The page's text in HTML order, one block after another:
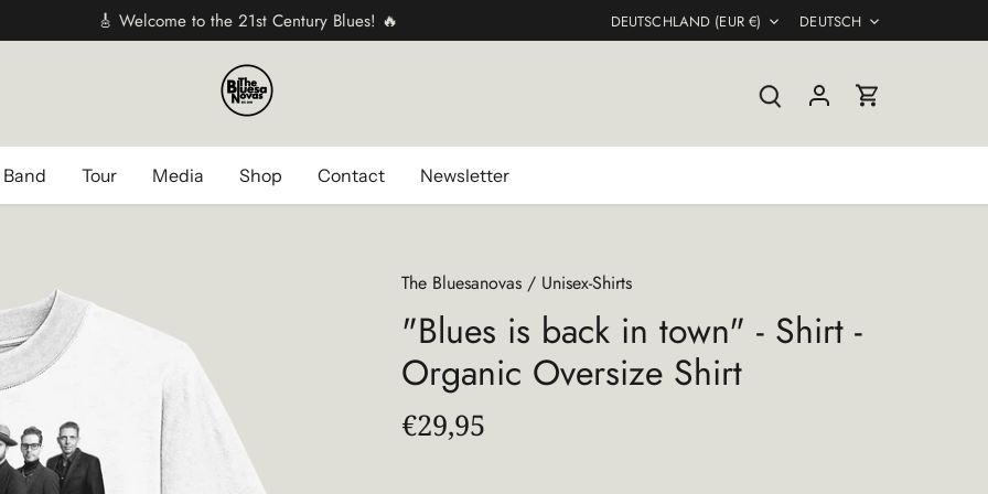
🎸 Welcome to the 21st Century Blues! 🔥 Währung
DEUTSCHLAND (EUR €) Sprache
DEUTSCH
Tour Media Shop Contact Newsletter
The Bluesanovas / Unisex-Shirts
"Blues is back in town" - Shirt -
Organic Oversize Shirt
€29,95